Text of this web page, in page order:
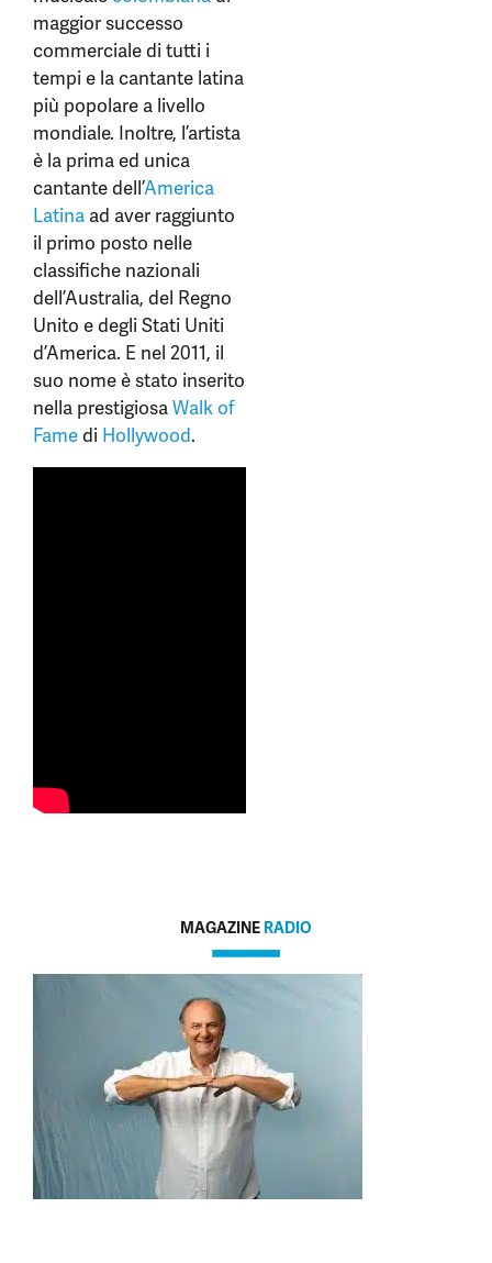
maggior successo
commerciale di tutti i
tempi e la cantante latina
più popolare a livello
mondiale. Inoltre, l’artista
è la prima ed unica
cantante dell’America
Latina ad aver raggiunto
il primo posto nelle
classifiche nazionali
dell’Australia, del Regno
Unito e degli Stati Uniti
d’America. E nel 2011, il
suo nome è stato inserito
nella prestigiosaWalk of
Famedi Hollywood.
MAGAZINE RADIO